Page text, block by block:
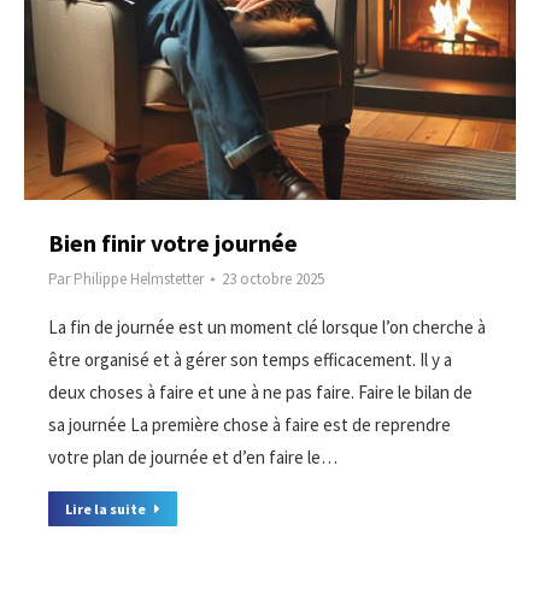
Bien finir votre journée
ParPhilippe Helmstetter 23 octobre 2025
La fin de journée est un moment clé lorsque l’on cherche à
être organisé et à gérer son temps efficacement. Il y a
deux choses à faire et une à ne pas faire. Faire le bilan de
sa journée La première chose à faire est de reprendre
votre plan de journée et d’en faire le…
Lire la suite